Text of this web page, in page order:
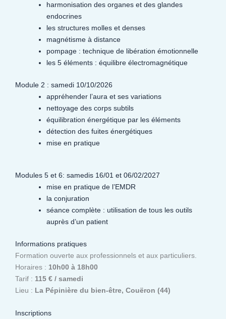
harmonisation des organes et des glandes
endocrines
les structures molles et denses
magnétisme à distance
pompage : technique de libération émotionnelle
les 5 éléments : équilibre électromagnétique
Module 2 : samedi 10/10/2026
appréhender l’aura et ses variations
nettoyage des corps subtils
équilibration énergétique par les éléments
détection des fuites énergétiques
mise en pratique
Modules 5 et 6: samedis 16/01 et 06/02/2027
mise en pratique de l’EMDR
la conjuration
séance complète : utilisation de tous les outils
auprès d’un patient
Informations pratiques
Formation ouverte aux professionnels et aux particuliers.
Horaires : 10h00 à 18h00
Tarif : 115 € / samedi
Lieu : La Pépinière du bien-être, Couëron (44)
Inscriptions